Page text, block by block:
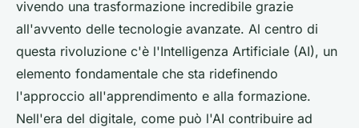
vivendo una trasformazione incredibile grazie
all'avvento delle tecnologie avanzate. Al centro di
questa rivoluzione c'è l'Intelligenza Artificiale (AI), un
elemento fondamentale che sta ridefinendo
l'approccio all'apprendimento e alla formazione.
Nell'era del digitale, come può l'AI contribuire ad